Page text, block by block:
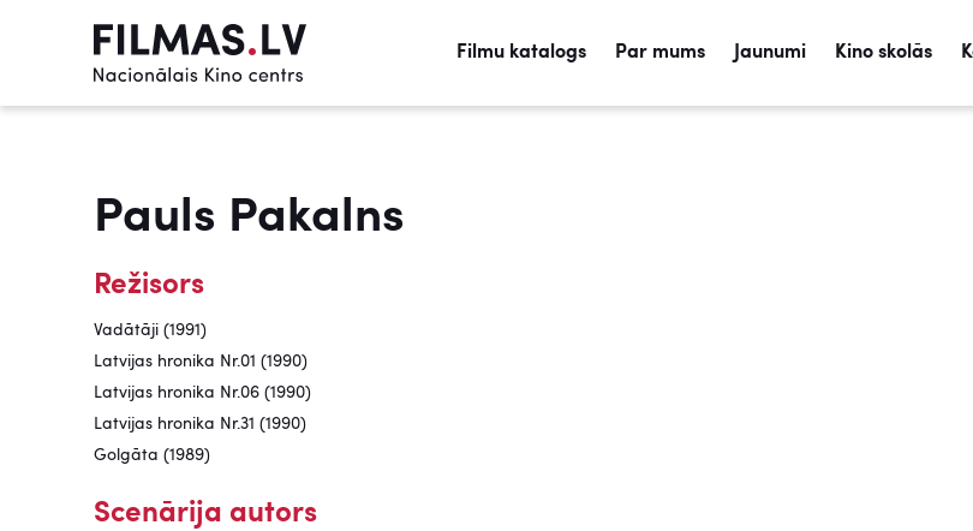
Filmu katalogs Par mums Jaunumi Kino skolās
Pauls Pakalns
Režisors
Vadātāji (1991)
Latvijas hronika Nr.01 (1990)
Latvijas hronika Nr.06 (1990)
Latvijas hronika Nr.31 (1990)
Golgāta (1989)
Scenārija autors